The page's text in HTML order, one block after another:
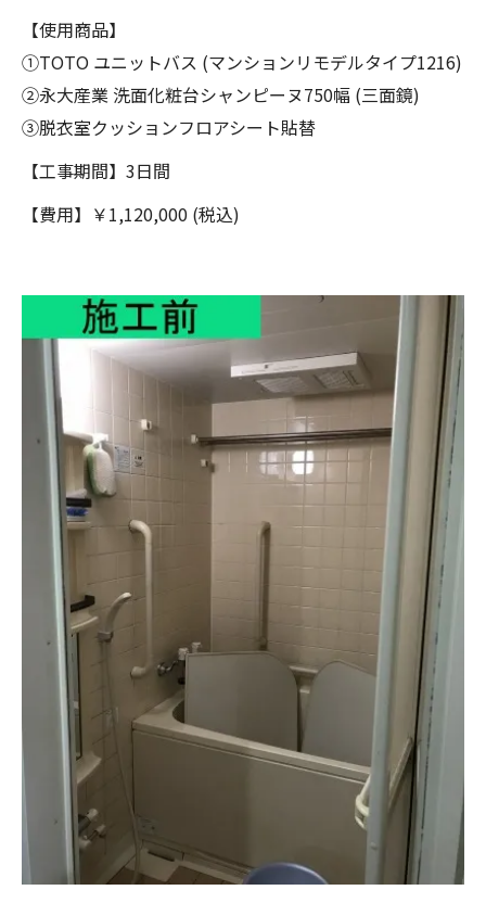
【使用商品】
①TOTO ユニットバス (マンションリモデルタイプ1216)
②永大産業 洗面化粧台シャンピーヌ750幅 (三面鏡)
③脱衣室クッションフロアシート貼替
【工事期間】3日間
【費用】￥1,120,000 (税込)